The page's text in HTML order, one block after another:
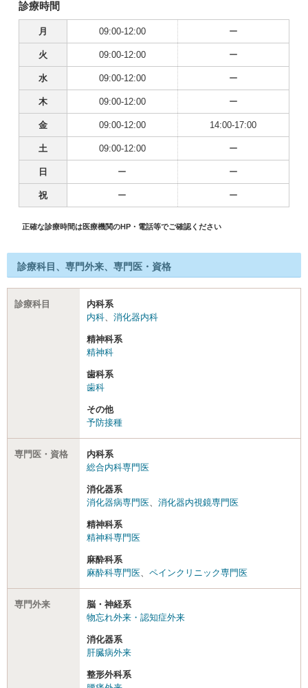
診療時間
月 09:00-12:00 ー
火 09:00-12:00 ー
水 09:00-12:00 ー
木 09:00-12:00 ー
金 09:00-12:00 14:00-17:00
土 09:00-12:00 ー
日 ー ー
祝 ー ー
正確な診療時間は医療機関のHP・電話等でご確認ください
診療科目、専門外来、専門医・資格
診療科目
内科系
内科
消化器内科
精神科系
精神科
歯科系
歯科
その他
予防接種
専門医・資格
内科系
総合内科専門医
消化器系
消化器病専門医
消化器内視鏡専門医
精神科系
精神科専門医
麻酔科系
麻酔科専門医
ペインクリニック専門医
専門外来
脳・神経系
物忘れ外来・認知症外来
消化器系
肝臓病外来
整形外科系